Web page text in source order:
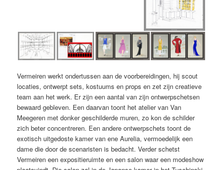
Vermeiren werkt ondertussen aan de voorbereidingen, hij scout
locaties, ontwerpt sets, kostuums en props en zet zijn creatieve
team aan het werk. Er zijn een aantal van zijn ontwerpschetsen
bewaard gebleven. Een daarvan toont het atelier van Van
Meegeren met donker geschilderde muren, zo kon de schilder
zich beter concentreren. Een andere ontwerpschets toont de
exotisch uitgedoste kamer van ene Aurelia, vermoedelijk een
dame die door de scenaristen is bedacht. Verder schetst
Vermeiren een expositieruimte en een salon waar een modeshow